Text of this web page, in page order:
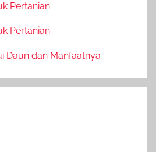
Pertanian
Pertanian
Daun dan Manfaatnya